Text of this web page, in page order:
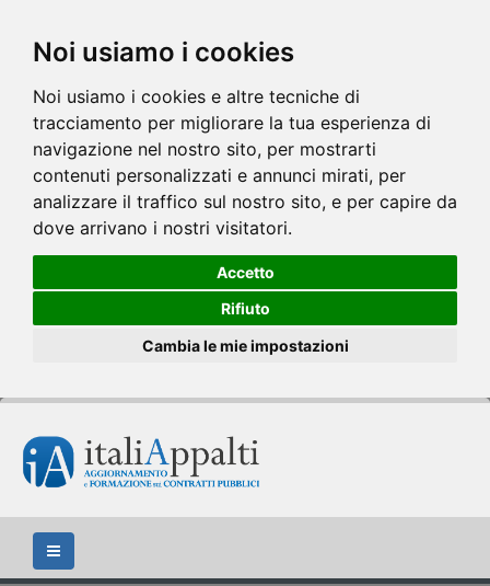
Noi usiamo i cookies
Noi usiamo i cookies e altre tecniche di
tracciamento per migliorare la tua esperienza di
navigazione nel nostro sito, per mostrarti
contenuti personalizzati e annunci mirati, per
analizzare il traffico sul nostro sito, e per capire da
dove arrivano i nostri visitatori.
Accetto
Rifiuto
Cambia le mie impostazioni